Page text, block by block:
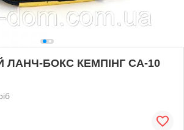
ЛАНЧ-БОКС КЕМПІНГ СА-10